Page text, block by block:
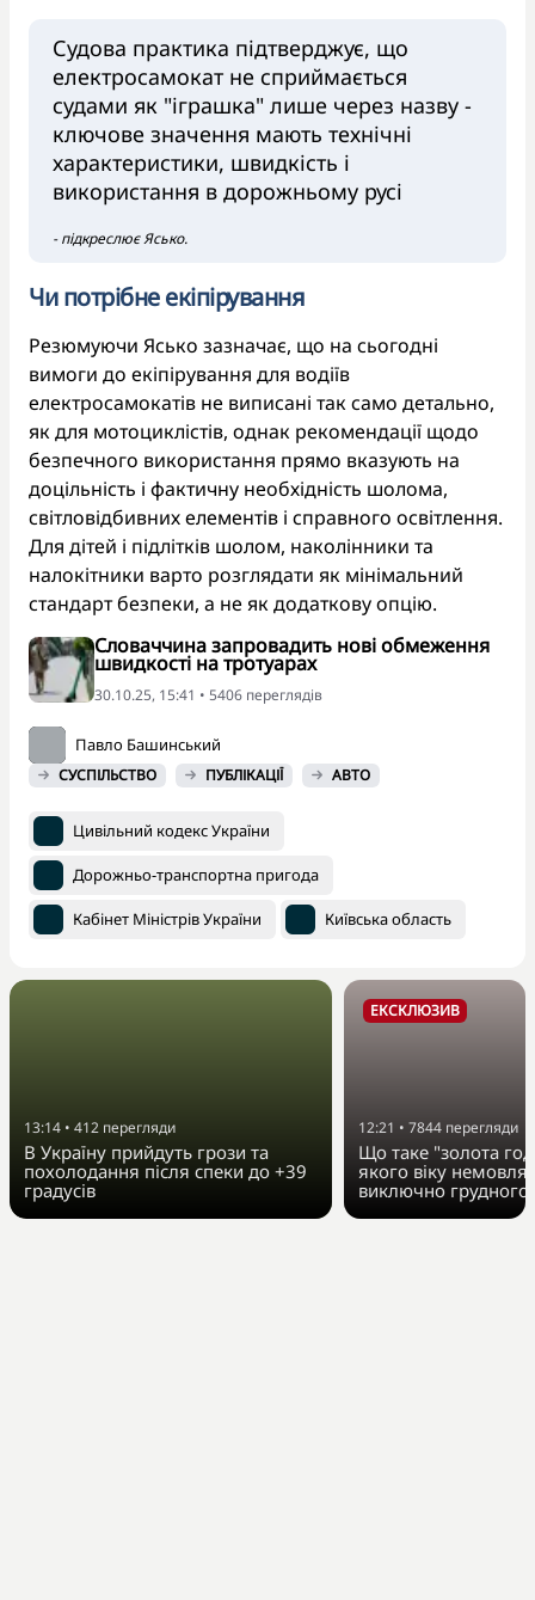
Судова практика підтверджує, що
електросамокат не сприймається
судами як "іграшка" лише через назву -
ключове значення мають технічні
характеристики, швидкість і
використання в дорожньому русі
- підкреслює Ясько.
Чи потрібне екіпірування
Резюмуючи Ясько зазначає, що на сьогодні
вимоги до екіпірування для водіїв
електросамокатів не виписані так само детально,
як для мотоциклістів, однак рекомендації щодо
безпечного використання прямо вказують на
доцільність і фактичну необхідність шолома,
світловідбивних елементів і справного освітлення.
Для дітей і підлітків шолом, наколінники та
налокітники варто розглядати як мінімальний
стандарт безпеки, а не як додаткову опцію.
Словаччина запровадить нові обмеження
швидкості на тротуарах
30.10.25, 15:41 • 5406 переглядiв
Павло Башинський
СУСПІЛЬСТВО ПУБЛІКАЦІЇ АВТО
Цивільний кодекс України
Дорожньо-транспортна пригода
Кабінет Міністрів України Київська область
13:14 • 412 перегляди
В Україну прийдуть грози та
похолодання після спеки до +39
градусів
ЕКСКЛЮЗИВ
12:21 • 7844 перегляди
Що таке "золота
якого віку немовля
виключно